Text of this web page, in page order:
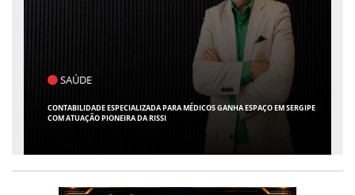
SAÚDE
CONTABILIDADE ESPECIALIZADA PARA MÉDICOS GANHA ESPAÇO EM SERGIPE
COM ATUAÇÃO PIONEIRA DA RISSI